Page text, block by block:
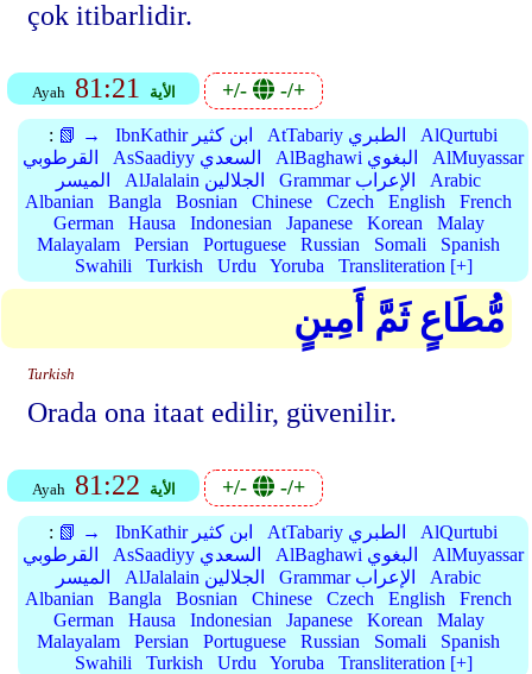
çok itibarlidir.
Ayah 81:21 الأية +/- -/+
: 📗 → IbnKathir ابن كثير AtTabariy الطبري
AlQurtubi
القرطوبي
AsSaadiyy السعدي AlBaghawi البغوي
AlMuyassar
الميسر
AlJalalain الجلالين Grammar الإعراب
Arabic
Albanian
Bangla Bosnian Chinese Czech English
French
German
Hausa Indonesian Japanese Korean
Malay
Malayalam
Persian Portuguese Russian Somali
Spanish
Swahili
Turkish Urdu Yoruba Transliteration [+]
مُّطَاعٍ ثَمَّ أَمِينٍ
Turkish
Orada ona itaat edilir, güvenilir.
Ayah 81:22 الأية +/- -/+
: 📗 → IbnKathir ابن كثير AtTabariy الطبري
AlQurtubi
القرطوبي
AsSaadiyy السعدي AlBaghawi البغوي
AlMuyassar
الميسر
AlJalalain الجلالين Grammar الإعراب
Arabic
Albanian
Bangla Bosnian Chinese Czech English
French
German
Hausa Indonesian Japanese Korean
Malay
Malayalam
Persian Portuguese Russian Somali
Spanish
Swahili
Turkish Urdu Yoruba Transliteration [+]